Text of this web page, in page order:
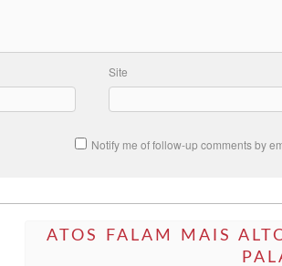
Site
Notify me of follow-up comments by
ATOS FALAM MAIS